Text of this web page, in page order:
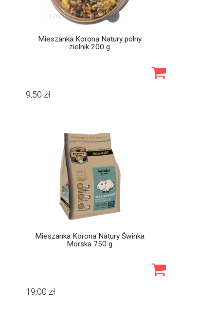
Mieszanka Korona Natury polny
zielnik 200 g
9,50 zł
Mieszanka Korona Natury Świnka
Morska 750 g
19,00 zł